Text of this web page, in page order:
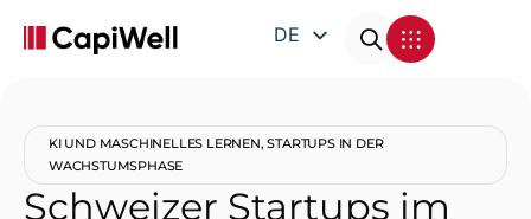
DE
IT
KI UND MASCHINELLES LERNEN,STARTUPS IN DER
WACHSTUMSPHASE
Schweizer Startups im